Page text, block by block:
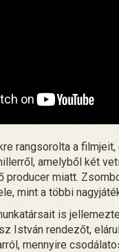
rangsorolta a
amelyből két
producer miatt.
mint a többi
is
István rendezőt,
mennyire